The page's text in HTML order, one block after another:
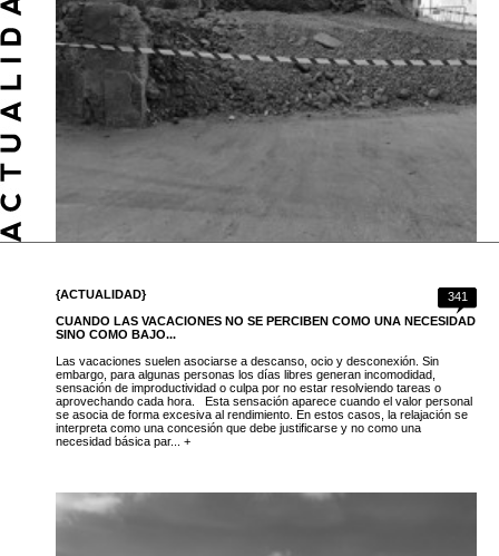
341
{ACTUALIDAD}
CUANDO LAS VACACIONES NO SE PERCIBEN COMO UNA NECESIDAD
SINO COMO BAJO...
Las vacaciones suelen asociarse a descanso, ocio y desconexión. Sin
embargo, para algunas personas los días libres generan incomodidad,
sensación de improductividad o culpa por no estar resolviendo tareas o
aprovechando cada hora. Esta sensación aparece cuando el valor personal
se asocia de forma excesiva al rendimiento. En estos casos, la relajación se
interpreta como una concesión que debe justificarse y no como una
necesidad básica par... +